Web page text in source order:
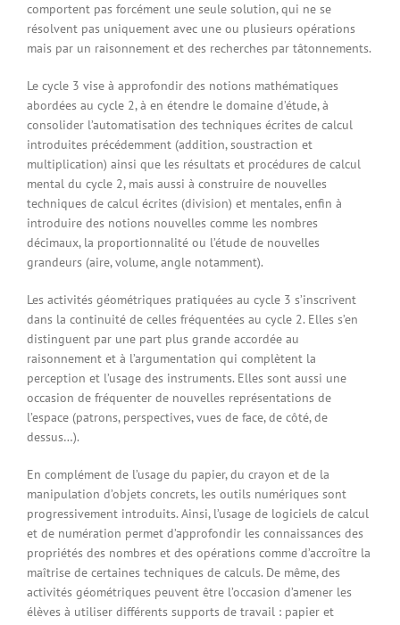
comportent pas forcément une seule solution, qui ne se
résolvent pas uniquement avec une ou plusieurs opérations
mais par un raisonnement et des recherches par tâtonnements.
Le cycle 3 vise à approfondir des notions mathématiques
abordées au cycle 2, à en étendre le domaine d’étude, à
consolider l’automatisation des techniques écrites de calcul
introduites précédemment (addition, soustraction et
multiplication) ainsi que les résultats et procédures de calcul
mental du cycle 2, mais aussi à construire de nouvelles
techniques de calcul écrites (division) et mentales, enfin à
introduire des notions nouvelles comme les nombres
décimaux, la proportionnalité ou l’étude de nouvelles
grandeurs (aire, volume, angle notamment).
Les activités géométriques pratiquées au cycle 3 s’inscrivent
dans la continuité de celles fréquentées au cycle 2. Elles s’en
distinguent par une part plus grande accordée au
raisonnement et à l’argumentation qui complètent la
perception et l’usage des instruments. Elles sont aussi une
occasion de fréquenter de nouvelles représentations de
l’espace (patrons, perspectives, vues de face, de côté, de
dessus…).
En complément de l’usage du papier, du crayon et de la
manipulation d’objets concrets, les outils numériques sont
progressivement introduits. Ainsi, l’usage de logiciels de calcul
et de numération permet d’approfondir les connaissances des
propriétés des nombres et des opérations comme d’accroître la
maîtrise de certaines techniques de calculs. De même, des
activités géométriques peuvent être l’occasion d’amener les
élèves à utiliser différents supports de travail : papier et